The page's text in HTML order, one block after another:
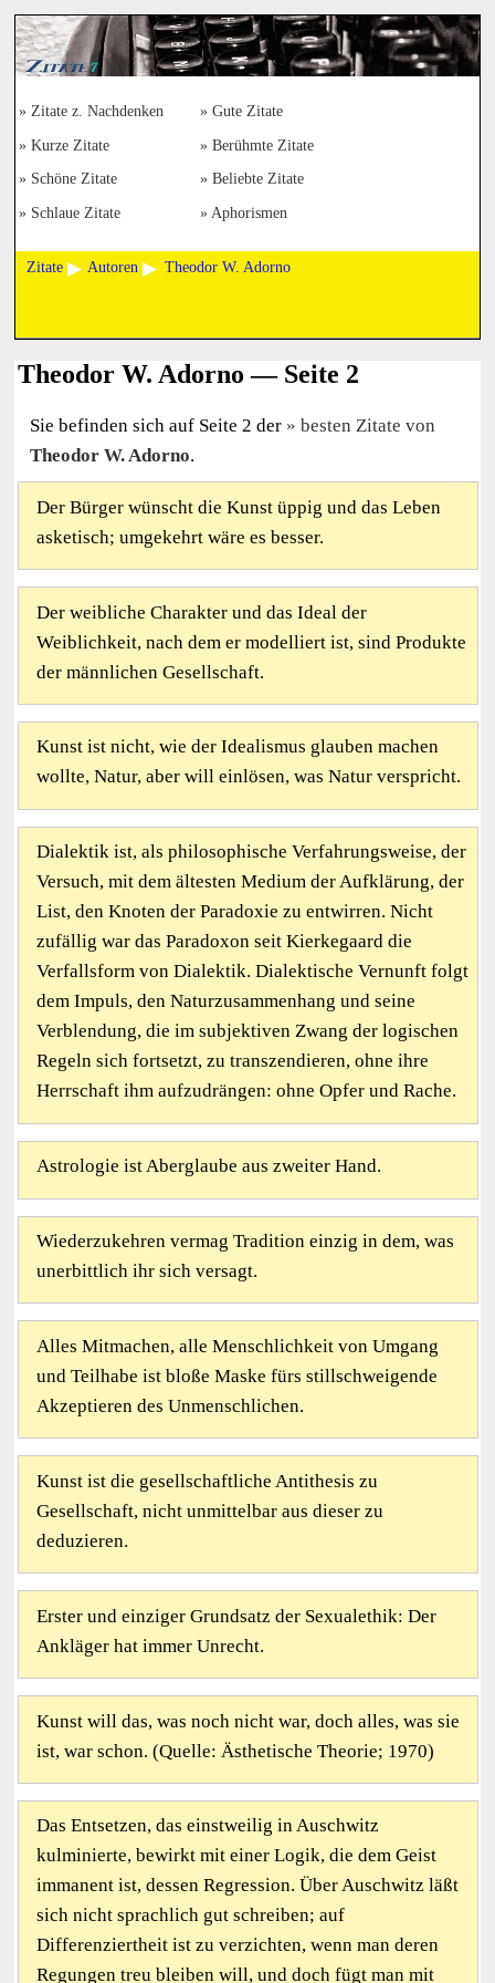
Zitate z. Nachdenken Gute Zitate
Kurze Zitate Berühmte Zitate
Schöne Zitate Beliebte Zitate
Schlaue Zitate Aphorismen
Zitate Autoren Theodor W. Adorno
Theodor W. Adorno — Seite 2
Sie befinden sich auf Seite 2 der
besten Zitate von
Theodor W. Adorno.
Der Bürger wünscht die Kunst üppig und das Leben
asketisch; umgekehrt wäre es besser.
Der weibliche Charakter und das Ideal der
Weiblichkeit, nach dem er modelliert ist, sind Produkte
der männlichen Gesellschaft.
Kunst ist nicht, wie der Idealismus glauben machen
wollte, Natur, aber will einlösen, was Natur verspricht.
Dialektik ist, als philosophische Verfahrungsweise, der
Versuch, mit dem ältesten Medium der Aufklärung, der
List, den Knoten der Paradoxie zu entwirren. Nicht
zufällig war das Paradoxon seit Kierkegaard die
Verfallsform von Dialektik. Dialektische Vernunft folgt
dem Impuls, den Naturzusammenhang und seine
Verblendung, die im subjektiven Zwang der logischen
Regeln sich fortsetzt, zu transzendieren, ohne ihre
Herrschaft ihm aufzudrängen: ohne Opfer und Rache.
Astrologie ist Aberglaube aus zweiter Hand.
Wiederzukehren vermag Tradition einzig in dem, was
unerbittlich ihr sich versagt.
Alles Mitmachen, alle Menschlichkeit von Umgang
und Teilhabe ist bloße Maske fürs stillschweigende
Akzeptieren des Unmenschlichen.
Kunst ist die gesellschaftliche Antithesis zu
Gesellschaft, nicht unmittelbar aus dieser zu
deduzieren.
Erster und einziger Grundsatz der Sexualethik: Der
Ankläger hat immer Unrecht.
Kunst will das, was noch nicht war, doch alles, was sie
ist, war schon. (Quelle: Ästhetische Theorie; 1970)
Das Entsetzen, das einstweilig in Auschwitz
kulminierte, bewirkt mit einer Logik, die dem Geist
immanent ist, dessen Regression. Über Auschwitz läßt
sich nicht sprachlich gut schreiben; auf
Differenziertheit ist zu verzichten, wenn man deren
Regungen treu bleiben will, und doch fügt man mit